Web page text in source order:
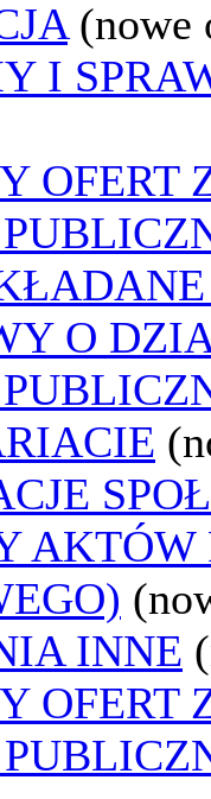
(nowe
I
OFERT
O
AKTÓW
INNE
OFERT